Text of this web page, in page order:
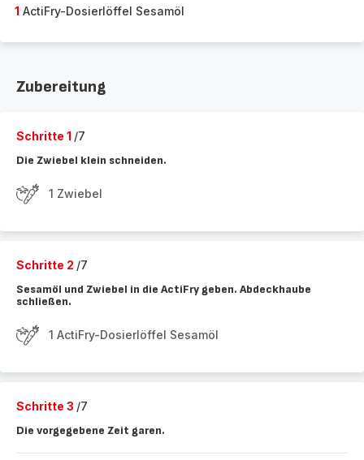
1 ActiFry-Dosierlöffel Sesamöl
Zubereitung
Schritte 1 /7
Die Zwiebel klein schneiden.
1 Zwiebel
Schritte 2 /7
Sesamöl und Zwiebel in die ActiFry geben. Abdeckhaube
schließen.
1 ActiFry-Dosierlöffel Sesamöl
Schritte 3 /7
Die vorgegebene Zeit garen.